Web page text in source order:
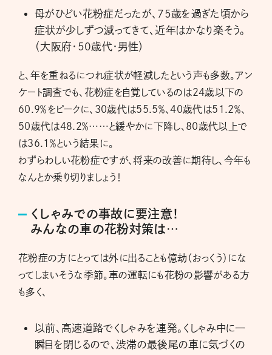
母がひどい花粉症だったが、75歳を過ぎた頃から
症状が少しずつ減ってきて、近年はかなり楽そう。
（大阪府・50歳代・男性）
と、年を重ねるにつれ症状が軽減したという声も多数。アン
ケート調査でも、花粉症を自覚しているのは24歳以下の
60.9％をピークに、30歳代は55.5％、40歳代は51.2％、
50歳代は48.2％……と緩やかに下降し、80歳代以上で
は36.1％という結果に。
わずらわしい花粉症ですが、将来の改善に期待し、今年も
なんとか乗り切りましょう！
くしゃみでの事故に要注意！
みんなの車の花粉対策は…
花粉症の方にとっては外に出ることも億劫（おっくう）にな
ってしまいそうな季節。車の運転にも花粉の影響がある方
も多く、
以前、高速道路でくしゃみを連発。くしゃみ中に一
瞬目を閉じるので、渋滞の最後尾の車に気づくの